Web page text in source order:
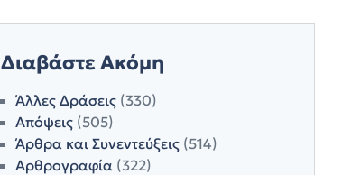
Διαβάστε Ακόμη
Άλλες Δράσεις(330)
Απόψεις(505)
Άρθρα και Συνεντεύξεις(514)
Αρθρογραφία(322)